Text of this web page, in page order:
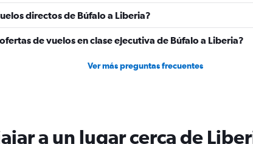
0
to
1200.
directos de Búfalo a Liberia?
de vuelos en clase ejecutiva de Búfalo a Liberia?
Ver más preguntas frecuentes
a un lugar cerca de